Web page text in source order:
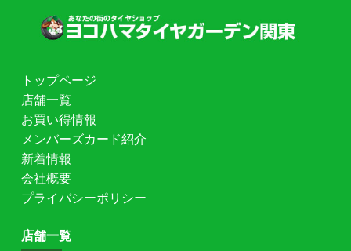
トップページ
店舗一覧
お買い得情報
メンバーズカード紹介
新着情報
会社概要
プライバシーポリシー
店舗一覧